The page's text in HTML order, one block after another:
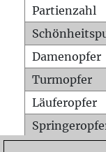
Partienzahl
Damenopfer
Turmopfer
Läuferopfer